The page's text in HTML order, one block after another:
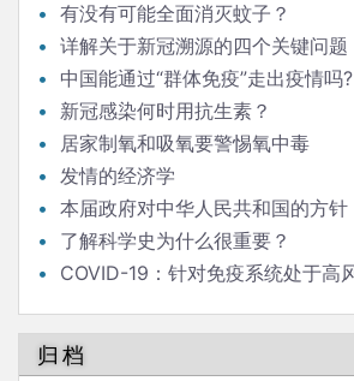
有没有可能全面消灭蚊子？
详解关于新冠溯源的四个关键问题
中国能通过“群体免疫”走出疫情吗?
新冠感染何时用抗生素？
居家制氧和吸氧要警惕氧中毒
发情的经济学
本届政府对中华人民共和国的方针
了解科学史为什么很重要？
COVID-19：针对免疫系统处于高
归档